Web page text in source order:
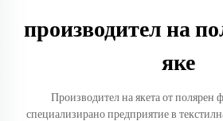
производител на
яке
Производител на якета от полярен
специализирано предприятие в